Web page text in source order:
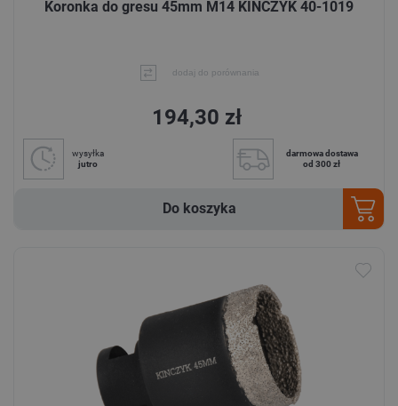
Koronka do gresu 45mm M14 KIŃCZYK 40-1019
dodaj do porównania
194,30 zł
wysyłka
jutro
darmowa dostawa
od 300 zł
Do koszyka